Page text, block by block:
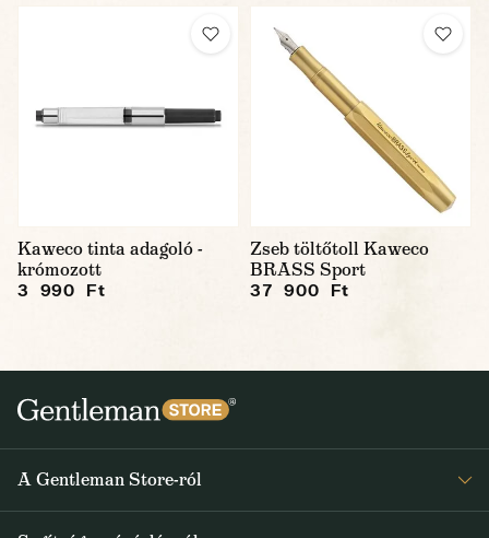
Kaweco tinta adagoló -
krómozott
3 990 Ft
Zseb töltőtoll Kaweco
BRASS Sport
37 900 Ft
A Gentleman Store-ról